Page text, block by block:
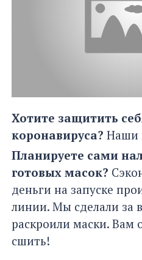
Хотите защитить
коронавируса? Наши
Планируете сами
готовых масок?
деньги на запуске
линии. Мы сделали за
раскроили маски. Вам
сшить!